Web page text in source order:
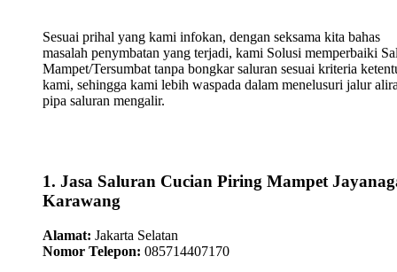
Sesuai prihal yang kami infokan, dengan seksama kita bahas
masalah penymbatan yang terjadi, kami Solusi memperbaiki
Mampet/Tersumbat tanpa bongkar saluran sesuai kriteria
kami, sehingga kami lebih waspada dalam menelusuri jalur
pipa saluran mengalir.
1. Jasa Saluran Cucian Piring Mampet
Karawang
Alamat: Jakarta Selatan
Nomor Telepon: 085714407170